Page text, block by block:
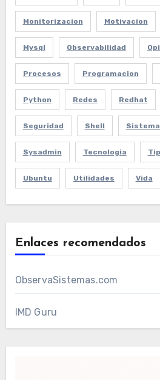
Monitorizacion Motivacion
Mysql Observabilidad
Procesos Programacion
Python Redes Redhat
Seguridad Shell
Sysadmin Tecnologia
Ubuntu Utilidades Vida
Enlaces recomendados
ObservaSistemas.com
IMD Guru